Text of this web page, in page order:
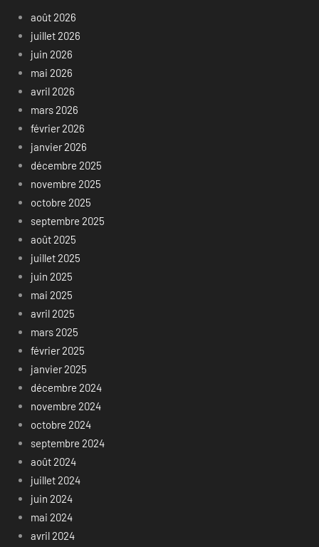
août 2026
juillet 2026
juin 2026
mai 2026
avril 2026
mars 2026
février 2026
janvier 2026
décembre 2025
novembre 2025
octobre 2025
septembre 2025
août 2025
juillet 2025
juin 2025
mai 2025
avril 2025
mars 2025
février 2025
janvier 2025
décembre 2024
novembre 2024
octobre 2024
septembre 2024
août 2024
juillet 2024
juin 2024
mai 2024
avril 2024